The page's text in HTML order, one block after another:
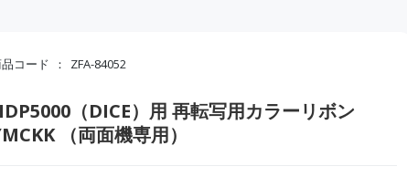
コード ZFA-84052
（DICE）用 再転写用カラーリボン
（両面機専用）